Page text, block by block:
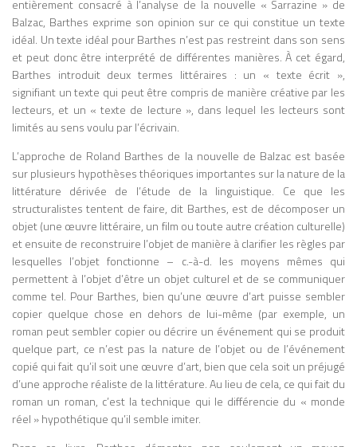
entièrement consacré à l’analyse de la nouvelle « Sarrazine » de
Balzac, Barthes exprime son opinion sur ce qui constitue un texte
idéal. Un texte idéal pour Barthes n’est pas restreint dans son sens
et peut donc être interprété de différentes manières. À cet égard,
Barthes introduit deux termes littéraires : un « texte écrit »,
signifiant un texte qui peut être compris de manière créative par les
lecteurs, et un « texte de lecture », dans lequel les lecteurs sont
limités au sens voulu par l’écrivain.
L’approche de Roland Barthes de la nouvelle de Balzac est basée
sur plusieurs hypothèses théoriques importantes sur la nature de la
littérature dérivée de l’étude de la linguistique. Ce que les
structuralistes tentent de faire, dit Barthes, est de décomposer un
objet (une œuvre littéraire, un film ou toute autre création culturelle)
et ensuite de reconstruire l’objet de manière à clarifier les règles par
lesquelles l’objet fonctionne – c.-à-d. les moyens mêmes qui
permettent à l’objet d’être un objet culturel et de se communiquer
comme tel. Pour Barthes, bien qu’une œuvre d’art puisse sembler
copier quelque chose en dehors de lui-même (par exemple, un
roman peut sembler copier ou décrire un événement qui se produit
quelque part, ce n’est pas la nature de l’objet ou de l’événement
copié qui fait qu’il soit une œuvre d’art, bien que cela soit un préjugé
d’une approche réaliste de la littérature. Au lieu de cela, ce qui fait du
roman un roman, c’est la technique qui le différencie du « monde
réel » hypothétique qu’il semble imiter.